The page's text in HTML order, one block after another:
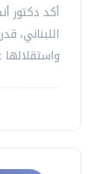
أكد دكتور
اللبناني،